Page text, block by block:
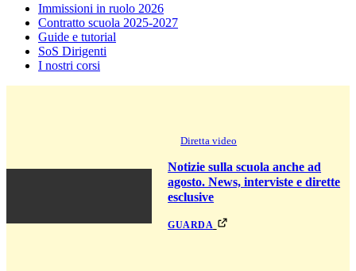
Immissioni in ruolo 2026
Contratto scuola 2025-2027
Guide e tutorial
SoS Dirigenti
I nostri corsi
Diretta video
Notizie sulla scuola anche ad
agosto. News, interviste e dirette
esclusive
guarda